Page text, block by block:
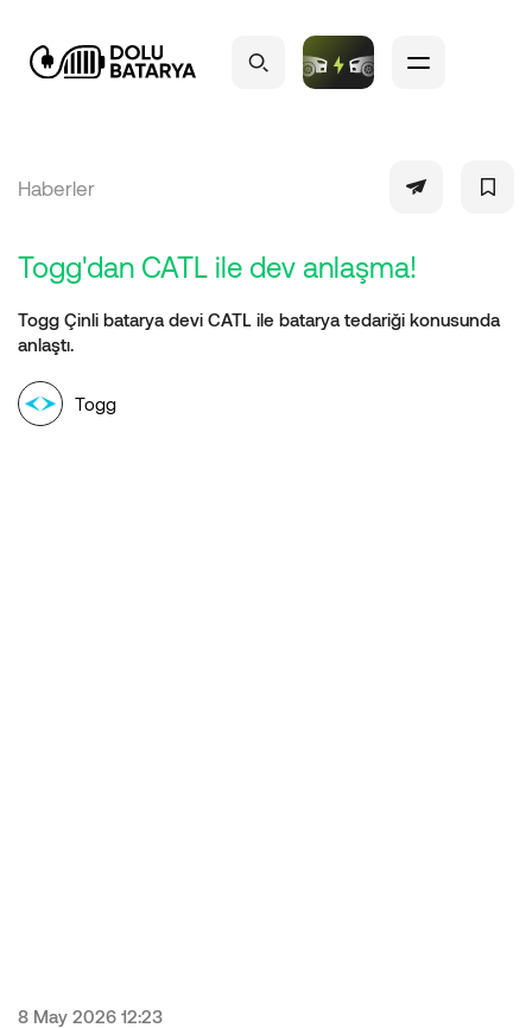
Haberler
Togg'dan CATL ile dev anlaşma!
Togg Çinli batarya devi CATL ile batarya tedariği konusunda
anlaştı.
Togg
8 May 2026 12:23